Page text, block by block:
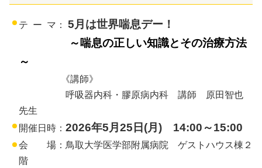
テ ー マ： 5月は世界喘息デー！
～喘息の正しい知識とその治療方法
～
《講師》
呼吸器内科・膠原病内科 講師 原田智也
先生
開催日時： 2026年5月25 日(月) 14:00～15:00
会 場：鳥取大学医学部附属病院 ゲストハウス棟２
階